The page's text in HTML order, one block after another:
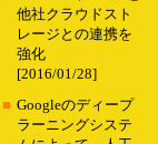
他社クラウドスト
レージとの連携を
強化
[2016/01/28]
■ Googleのディープ
ラーニングシステ